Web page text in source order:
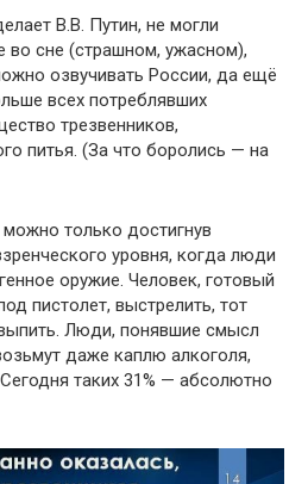
В.В. Путин, не могли
во сне (страшном, ужасном),
озвучивать России, да ещё
всех потреблявших
трезвенников,
питья. (За что боролись — на
только достигнув
уровня, когда люди
оружие. Человек, готовый
пистолет, выстрелить, тот
Люди, понявшие смысл
даже каплю алкоголя,
таких 31% — абсолютно